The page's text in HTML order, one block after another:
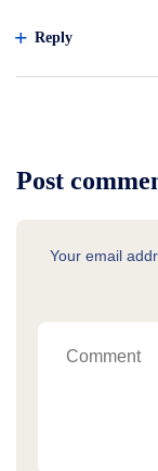
Reply
Post
Your email